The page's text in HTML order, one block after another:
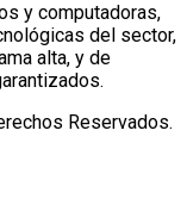
y computadoras,
del sector,
alta, y de
Reservados.